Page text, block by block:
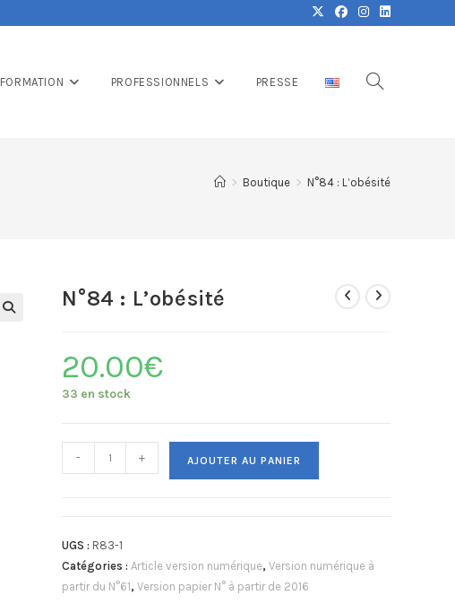
FORMATION PROFESSIONNELS PRESSE
> Boutique > N°84 : L’obésité
N°84 : L’obésité
20.00€
33 en stock
- + AJOUTER AU PANIER
UGS : R83-1
Catégories :Article version numérique,Version numérique à
partir du N°61,Version papier N° à partir de 2016